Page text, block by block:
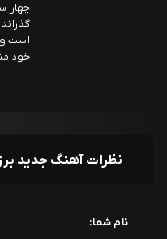
چهار
است و
خود
نظرات آهنگ جدید
نام شما: